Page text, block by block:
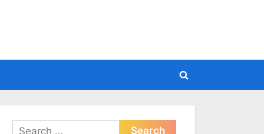
Toggle
Search